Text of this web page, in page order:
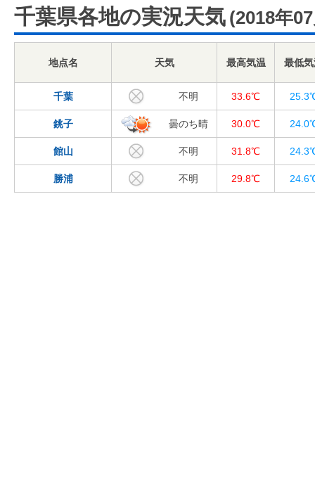
千葉県各地の実況天気 (2018年
地点名 天気 最高気温 最低
千葉 不明 33.6℃
銚子 曇のち晴 30.0℃
館山 不明 31.8℃
勝浦 不明 29.8℃